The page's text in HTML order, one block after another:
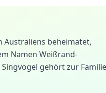
Australiens beheimatet,
Namen Weißrand-
gehört zur Familie